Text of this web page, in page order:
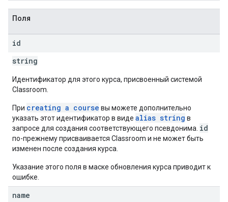
Поля
id
string
Идентификатор для этого курса, присвоенный системой
Classroom.
При creating a course вы можете дополнительно
указать этот идентификатор в виде alias string в
запросе для создания соответствующего псевдонима. id
по-прежнему присваивается Classroom и не может быть
изменен после создания курса.
Указание этого поля в маске обновления курса приводит к
ошибке.
name